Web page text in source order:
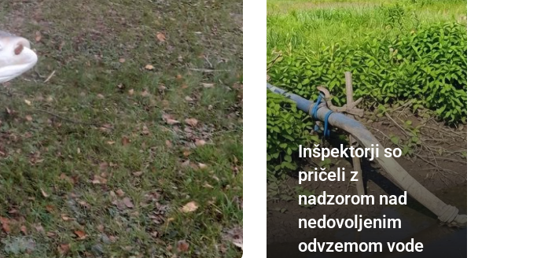
Inšpektorji so
pričeli z
nadzorom nad
nedovoljenim
odvzemom vode